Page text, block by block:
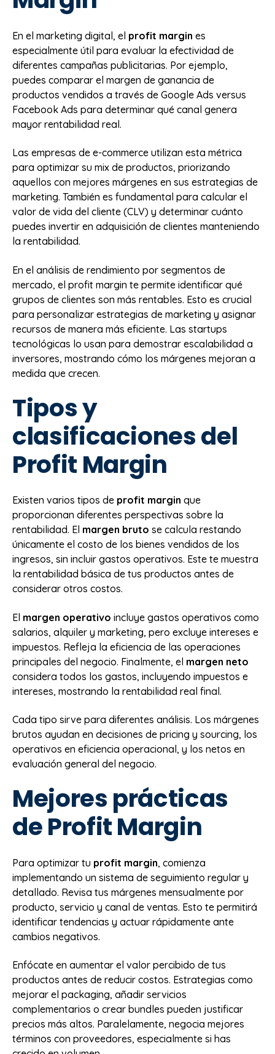
En el marketing digital, el profit margin es
especialmente útil para evaluar la efectividad de
diferentes campañas publicitarias. Por ejemplo,
puedes comparar el margen de ganancia de
productos vendidos a través de Google Ads versus
Facebook Ads para determinar qué canal genera
mayor rentabilidad real.
Las empresas de e-commerce utilizan esta métrica
para optimizar su mix de productos, priorizando
aquellos con mejores márgenes en sus estrategias de
marketing. También es fundamental para calcular el
valor de vida del cliente (CLV) y determinar cuánto
puedes invertir en adquisición de clientes manteniendo
la rentabilidad.
En el análisis de rendimiento por segmentos de
mercado, el profit margin te permite identificar qué
grupos de clientes son más rentables. Esto es crucial
para personalizar estrategias de marketing y asignar
recursos de manera más eficiente. Las startups
tecnológicas lo usan para demostrar escalabilidad a
inversores, mostrando cómo los márgenes mejoran a
medida que crecen.
Tipos y
clasificaciones del
Profit Margin
Existen varios tipos de profit margin que
proporcionan diferentes perspectivas sobre la
rentabilidad. El margen bruto se calcula restando
únicamente el costo de los bienes vendidos de los
ingresos, sin incluir gastos operativos. Este te muestra
la rentabilidad básica de tus productos antes de
considerar otros costos.
El margen operativo incluye gastos operativos como
salarios, alquiler y marketing, pero excluye intereses e
impuestos. Refleja la eficiencia de las operaciones
principales del negocio. Finalmente, el margen neto
considera todos los gastos, incluyendo impuestos e
intereses, mostrando la rentabilidad real final.
Cada tipo sirve para diferentes análisis. Los márgenes
brutos ayudan en decisiones de pricing y sourcing, los
operativos en eficiencia operacional, y los netos en
evaluación general del negocio.
Mejores prácticas
de Profit Margin
Para optimizar tu profit margin, comienza
implementando un sistema de seguimiento regular y
detallado. Revisa tus márgenes mensualmente por
producto, servicio y canal de ventas. Esto te permitirá
identificar tendencias y actuar rápidamente ante
cambios negativos.
Enfócate en aumentar el valor percibido de tus
productos antes de reducir costos. Estrategias como
mejorar el packaging, añadir servicios
complementarios o crear bundles pueden justificar
precios más altos. Paralelamente, negocia mejores
términos con proveedores, especialmente si has